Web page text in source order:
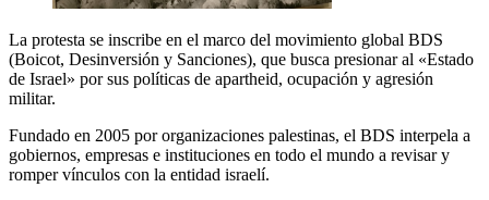
La protesta se inscribe en el marco del movimiento global BDS
(Boicot, Desinversión y Sanciones), que busca presionar al «Estado
de Israel» por sus políticas de apartheid, ocupación y agresión
militar.
Fundado en 2005 por organizaciones palestinas, el BDS interpela a
gobiernos, empresas e instituciones en todo el mundo a revisar y
romper vínculos con la entidad israelí.